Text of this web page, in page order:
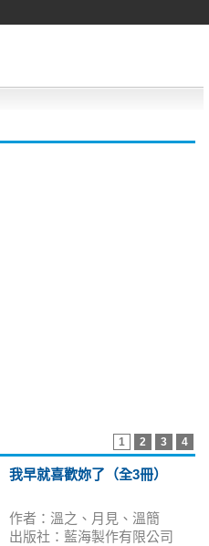
1 2 3 4
我早就喜歡妳了（全3冊）
作者：溫之、月見、溫簡
出版社：藍海製作有限公司